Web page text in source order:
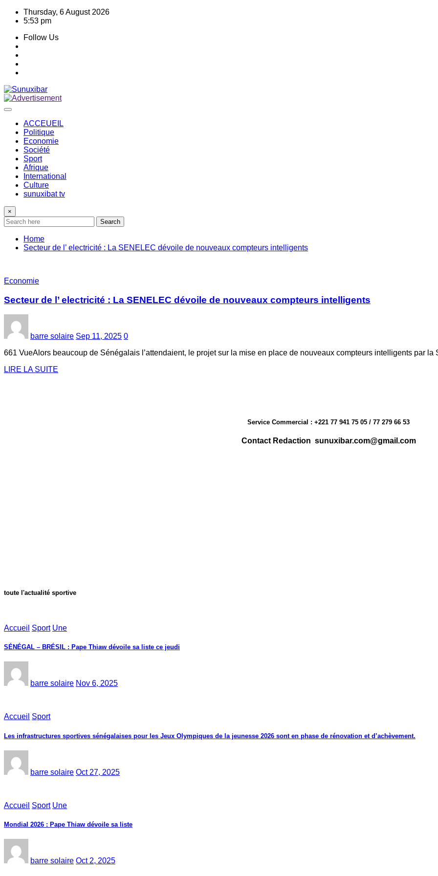
Skip
Thursday, 6 August 2026
5:53 pm
Follow Us
ACCEUEIL
Politique
Economie
Société
Sport
Afrique
International
Culture
sunuxibat tv
×
Search
Home
‎Secteur de l’ electricité : La SENELEC dévoile de nouveaux compteurs intelligents
Economie
‎Secteur de l’ electricité : La SENELEC dévoile de nouveaux compteurs intelligents
barre solaire Sep 11, 2025 0
661 VueAlors beaucoup de Sénégalais l’attendaient, le projet sur la mise en place de nouveaux compteurs intelligents par
LIRE LA SUITE
Service Commercial : +221 77 941 75 05 / 77 279 66 53
Contact Redaction sunuxibar.com@gmail.com
toute l'actualité sportive
Accueil Sport Une
SÉNÉGAL – BRÉSIL : Pape Thiaw dévoile sa liste ce jeudi
barre solaire Nov 6, 2025
Accueil Sport
Les infrastructures sportives sénégalaises pour les Jeux Olympiques de la jeunesse 2026 sont en phase de rénovation et d’achèvement.
barre solaire Oct 27, 2025
Accueil Sport Une
Mondial 2026 : Pape Thiaw dévoile sa liste
barre solaire Oct 2, 2025